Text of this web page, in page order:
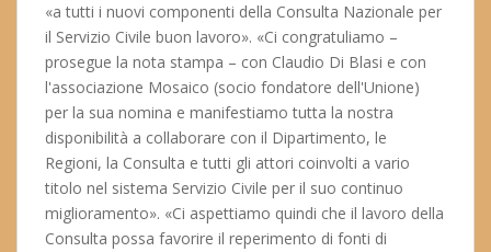
«a tutti i nuovi componenti della Consulta Nazionale per
il Servizio Civile buon lavoro». «Ci congratuliamo –
prosegue la nota stampa – con Claudio Di Blasi e con
l'associazione Mosaico (socio fondatore dell'Unione)
per la sua nomina e manifestiamo tutta la nostra
disponibilità a collaborare con il Dipartimento, le
Regioni, la Consulta e tutti gli attori coinvolti a vario
titolo nel sistema Servizio Civile per il suo continuo
miglioramento». «Ci aspettiamo quindi che il lavoro della
Consulta possa favorire il reperimento di fonti di